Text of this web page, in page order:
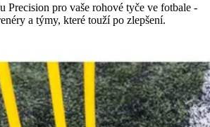
Precision pro vaše rohové tyče ve fotbale -
a týmy, které touží po zlepšení.